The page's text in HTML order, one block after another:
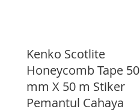
Kenko Scotlite
Honeycomb Tape 50
mm X 50 m Stiker
Pemantul Cahaya